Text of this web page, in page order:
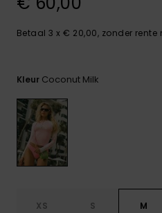
ROXY APP
Betaal 3 x € 20,00, zonder rente
Kleur Coconut Milk
XS S M